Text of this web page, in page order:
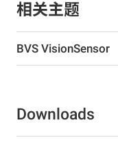
相关主题
BVS VisionSensor
Downloads